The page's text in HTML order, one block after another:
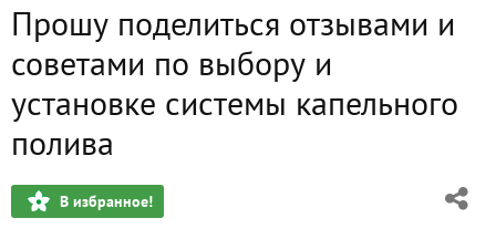
Прошу поделиться отзывами и
советами по выбору и
установке системы капельного
полива
В избранное!